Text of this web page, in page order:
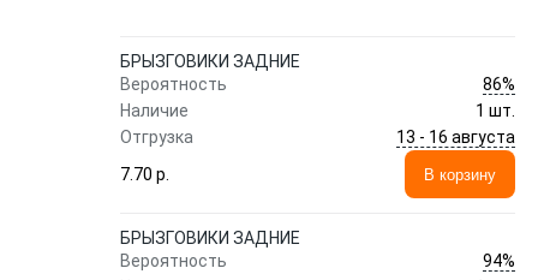
БРЫЗГОВИКИ ЗАДНИЕ
Вероятность
86%
Наличие
1 шт.
Отгрузка
13 - 16 августа
7.70 p.
В корзину
БРЫЗГОВИКИ ЗАДНИЕ
Вероятность
94%